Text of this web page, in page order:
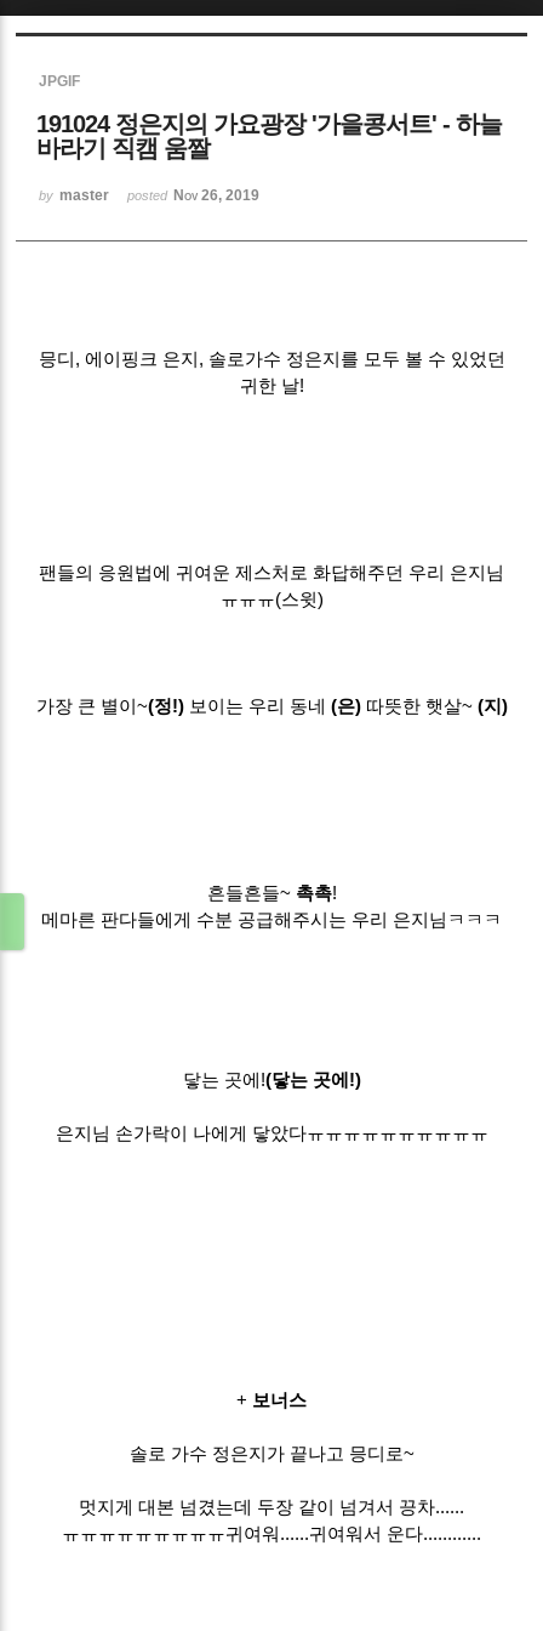
JPGIF
191024 정은지의 가요광장 '가을콩서트' - 하늘
바라기 직캠 움짤
by master posted Nov 26, 2019
믕디, 에이핑크 은지, 솔로가수 정은지를 모두 볼 수 있었던
귀한 날!
팬들의 응원법에 귀여운 제스처로 화답해주던 우리 은지님
ㅠㅠㅠ(스윗)
가장 큰 별이~(정!)보이는 우리 동네 (은)따뜻한 햇살~ (지)
흔들흔들~ 촉촉!
메마른 판다들에게 수분 공급해주시는 우리 은지님ㅋㅋㅋ
닿는 곳에!(닿는 곳에!)
은지님 손가락이 나에게 닿았다ㅠㅠㅠㅠㅠㅠㅠㅠㅠㅠ
+ 보너스
솔로 가수 정은지가 끝나고 믕디로~
멋지게 대본 넘겼는데 두장 같이 넘겨서 끙차......
ㅠㅠㅠㅠㅠㅠㅠㅠㅠ귀여워......귀여워서 운다............
Sketchbook5, 스케치북5
Sketchbook5, 스케치북5